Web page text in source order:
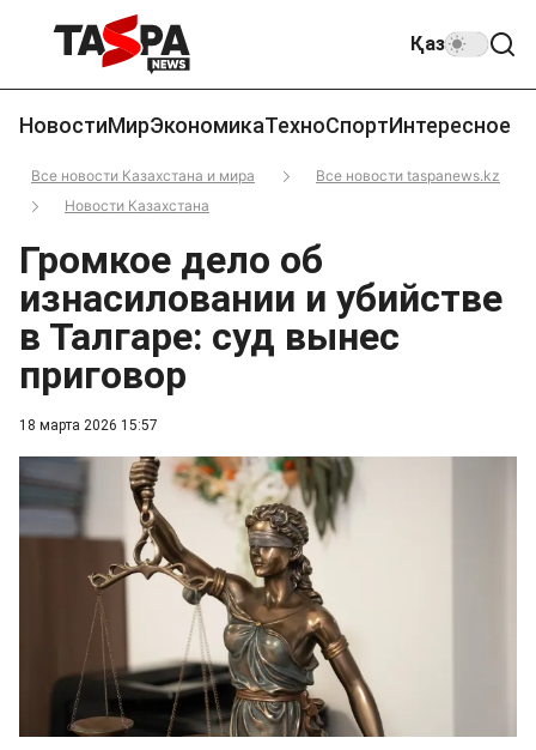
Қаз
НовостиМирЭкономикаТехноСпортИнтересное
Все новости Казахстана и мира
Все новости taspanews.kz
Новости Казахстана
18 марта 2026 15:57
Громкое дело об
изнасиловании и убийстве
в Талгаре: суд вынес
приговор